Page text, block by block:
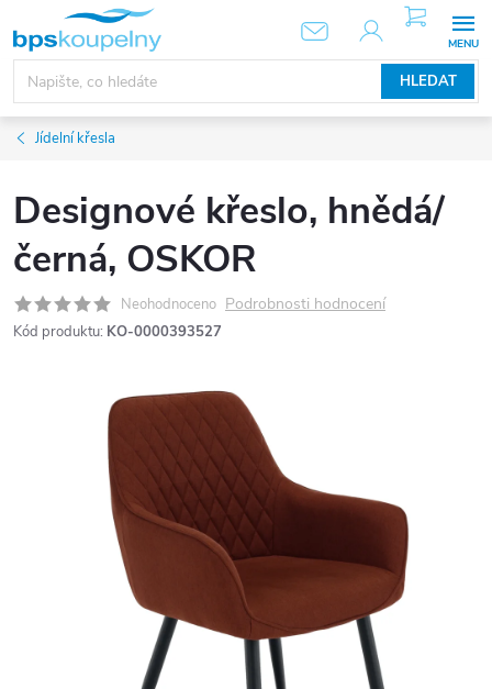
obsah
HLEDAT
NÁKUPNÍ
KOŠÍK
Jídelní křesla
Designové křeslo, hnědá/
černá, OSKOR
Neohodnoceno Podrobnosti hodnocení
Kód produktu: KO-0000393527